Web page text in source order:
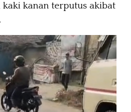
kaki kanan terputus akibat